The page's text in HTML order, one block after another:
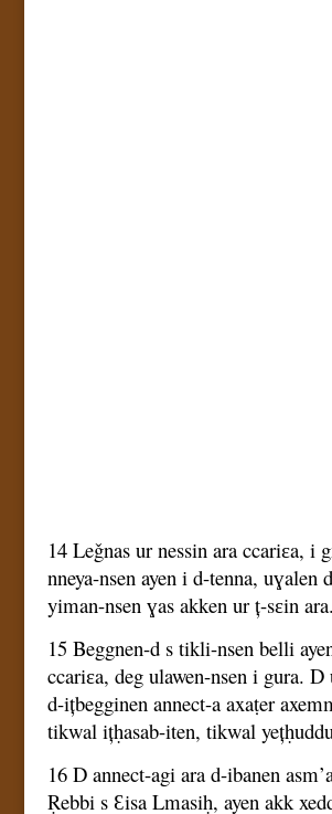
14 Leǧnas ur nessin ara ccariɛa, i
nneya-nsen ayen i d-tenna, uɣalen
yiman-nsen ɣas akken ur ț-sɛin ara.
15 Beggnen-d s tikli-nsen belli
ccariɛa, deg ulawen-nsen i gura. D
d-ițbegginen annect-a axaṭer
tikwal ițḥasab-iten, tikwal
16 D annect-agi ara d-ibanen
Ṛebbi s Ɛisa Lmasiḥ, ayen akk